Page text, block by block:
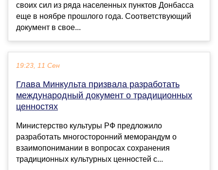
своих сил из ряда населенных пунктов Донбасса
еще в ноябре прошлого года. Соответствующий
документ в свое...
19:23, 11 Сен
Глава Минкульта призвала разработать
международный документ о традиционных
ценностях
Министерство культуры РФ предложило
разработать многосторонний меморандум о
взаимопонимании в вопросах сохранения
традиционных культурных ценностей с...